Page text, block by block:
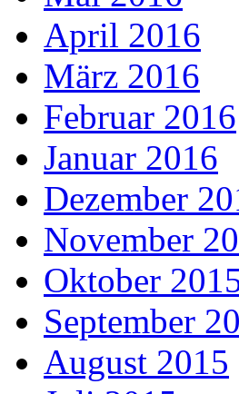
April 2016
März 2016
Februar 2016
Januar 2016
Dezember
November
Oktober
September
August 2015